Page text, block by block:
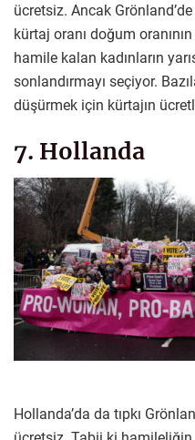
ücretsiz. Ancak
kürtaj oranı doğum
hamile kalan kadınların
sonlandırmayı seçiyor.
düşürmek için kürtajın
7. Hollanda
Hollanda’da da tıpkı